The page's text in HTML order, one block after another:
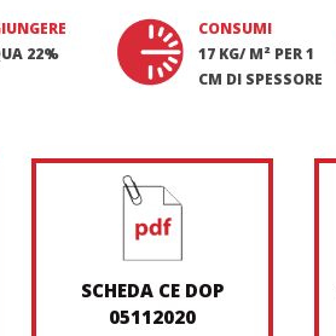
22%
CONSUMI
17 KG/ M² PER 1
CM DI SPESSORE
SCHEDA CE DOP
05112020